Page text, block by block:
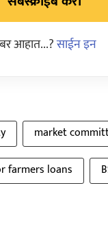
आहात...?साईन इन
market
farmers loans